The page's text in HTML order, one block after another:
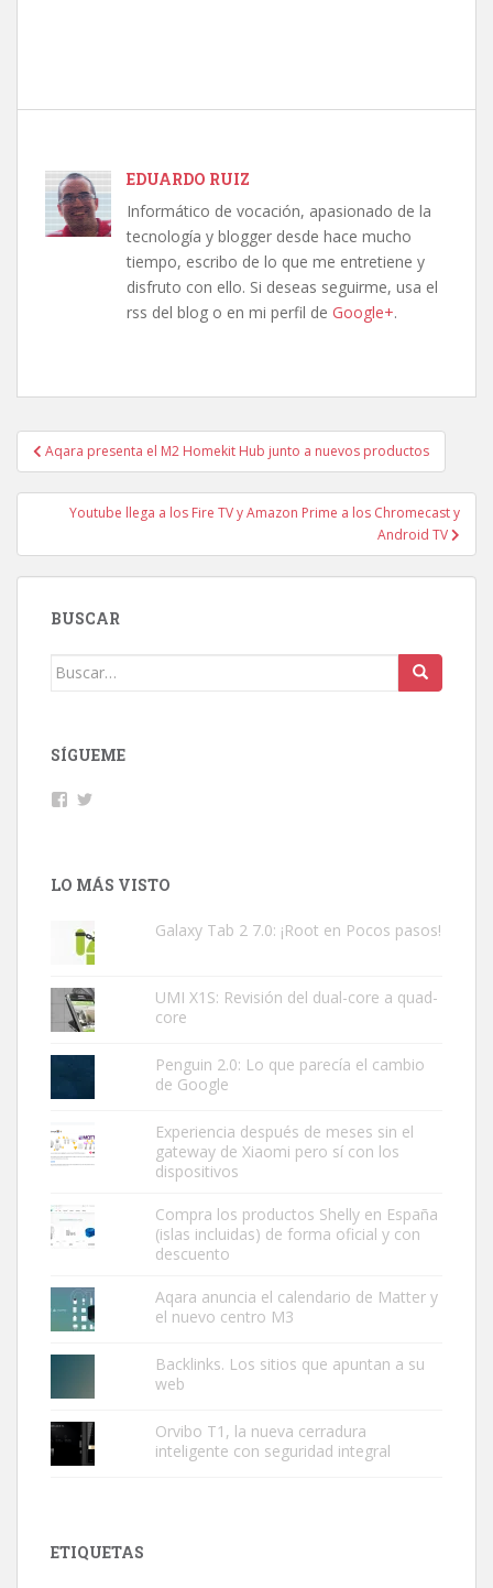
EDUARDO RUIZ
Informático de vocación, apasionado de la
tecnología y blogger desde hace mucho
tiempo, escribo de lo que me entretiene y
disfruto con ello. Si deseas seguirme, usa el
rss del blog o en mi perfil de Google+.
Navegación
de
entradas
Aqara presenta el M2 Homekit Hub junto a nuevos productos
Youtube llega a los Fire TV y Amazon Prime a los Chromecast y
Android TV
BUSCAR
Buscar:
SÍGUEME
Facebook
LO MÁS VISTO
Galaxy Tab 2 7.0: ¡Root en Pocos pasos!
UMI X1S: Revisión del dual-core a quad-
core
Penguin 2.0: Lo que parecía el cambio
de Google
Experiencia después de meses sin el
gateway de Xiaomi pero sí con los
dispositivos
Compra los productos Shelly en España
(islas incluidas) de forma oficial y con
descuento
Aqara anuncia el calendario de Matter y
el nuevo centro M3
Backlinks. Los sitios que apuntan a su
web
Orvibo T1, la nueva cerradura
inteligente con seguridad integral
ETIQUETAS